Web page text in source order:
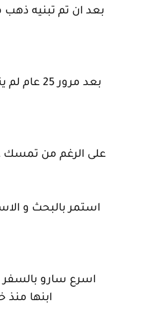
بعد ان تم تبنيه ذهب
بعد
على الرغم من تمسك
استمر بالبحث و
اسرع سارو بالسفر
ابنها